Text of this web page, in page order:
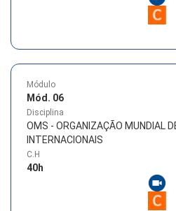
Módulo
Mód. 06
Disciplina
OMS - ORGANIZAÇÃO MUNDIAL
INTERNACIONAIS
C.H
40h